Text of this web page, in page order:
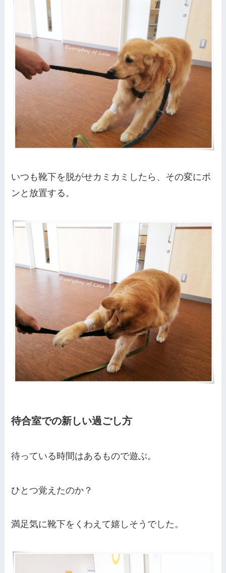
いつも靴下を脱がせカミカミしたら、その変にポ
ンと放置する。
待合室での新しい過ごし方
待っている時間はあるもので遊ぶ。
ひとつ覚えたのか？
満足気に靴下をくわえて嬉しそうでした。